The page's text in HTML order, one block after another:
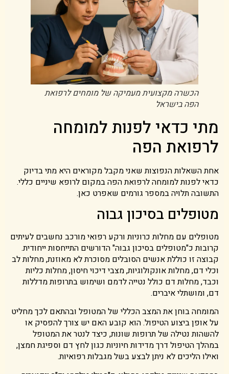
הכשרה מקצועית מעמיקה של מומחים לרפואת
הפה בישראל
מתי כדאי לפנות למומחה
לרפואת הפה
אחת השאלות הנפוצות שאני מקבל מקוראים היא מתי בדיוק
כדאי לפנות למומחה לרפואת הפה במקום לרופא שיניים כללי.
התשובה תלויה במספר גורמים שאפרט כאן.
מטופלים בסיכון גבוה
מטופלים עם מחלות כרוניות ורקע רפואי מורכב נחשבים לעיתים
קרובות כ"מטופלים בסיכון גבוה" הדורשים התייחסות ייחודית.
קבוצה זו כוללת אנשים הסובלים מסוכרת לא מאוזנת, מחלות לב
וכלי דם, מחלות אונקולוגיות, מצבי דיכוי חיסון, מחלות כליות
וכבד, מחלות דם כולל נטייה לדמם ושימוש בתרופות מדללות
דם, ומושתלי איברים.
המומחה בוחן את המצב הכללי של המטופל ובהתאם לכך מחליט
על אופן ביצוע הטיפול. הוא קובע האם יש צורך להפסיק או
להשהות נטילה של תרופות שונות, כיצד לנטר את המטופל
במהלך הטיפול דרך מדידות חיוניות כגון לחץ דם וספיגת חמצן,
ואילו הליכים לא ניתן לבצע בשל מגבלות רפואיות.